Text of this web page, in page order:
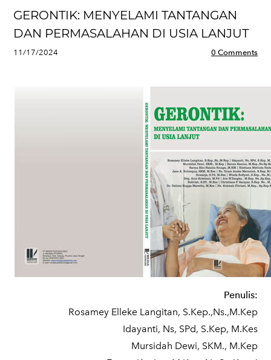
GERONTIK: MENYELAMI TANTANGAN
DAN PERMASALAHAN DI USIA LANJUT
11/17/2024 0 Comments
Penulis:
Rosamey Elleke Langitan, S.Kep.,Ns.,M.Kep
Idayanti, Ns, SPd, S.Kep, M.Kes
Mursidah Dewi, SKM., M.Kep